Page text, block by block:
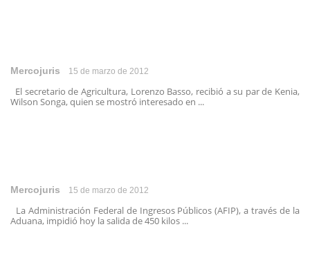
Mercojuris 15 de marzo de 2012
El secretario de Agricultura, Lorenzo Basso, recibió a su par de Kenia,
Wilson Songa, quien se mostró interesado en ...
Mercojuris 15 de marzo de 2012
La Administración Federal de Ingresos Públicos (AFIP), a través de la
Aduana, impidió hoy la salida de 450 kilos ...